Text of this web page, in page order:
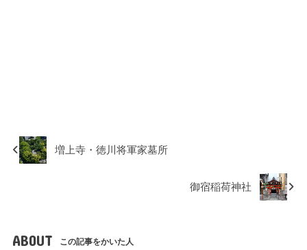
増上寺・徳川将軍家墓所
御宿稲荷神社
ABOUT この記事をかいた人